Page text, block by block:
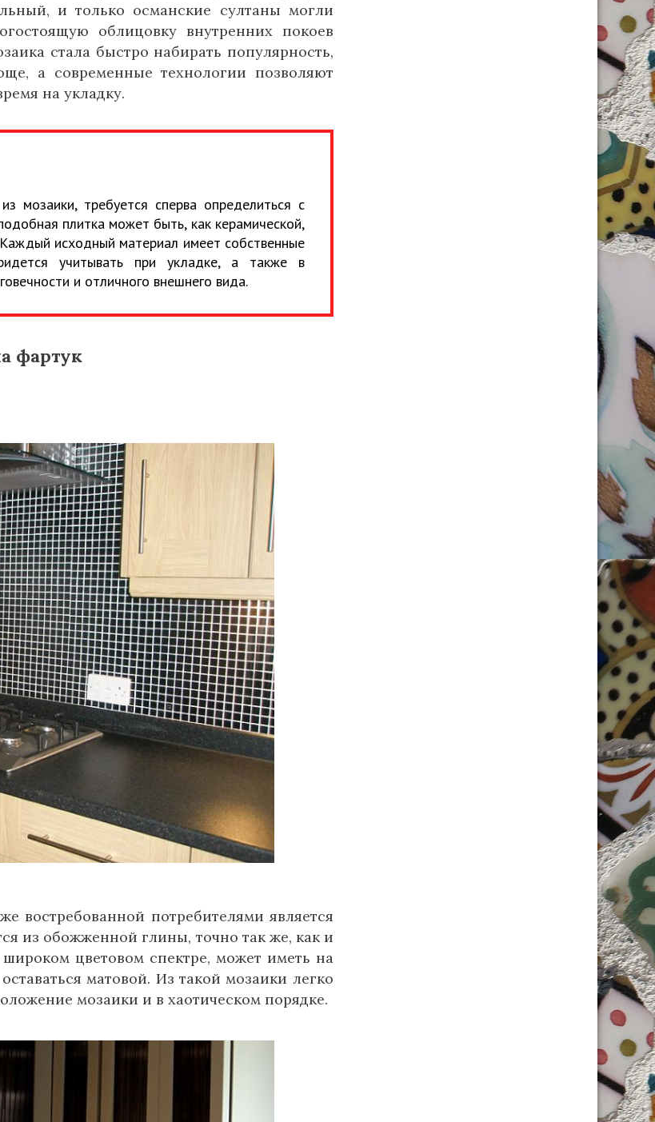
и только османские султаны могли
облицовку внутренних покоев
стала быстро набирать популярность,
а современные технологии позволяют
на укладку.
мозаики, требуется сперва определиться с
плитка может быть, как керамической,
исходный материал имеет собственные
учитывать при укладке, а также в
и отличного внешнего вида.
фартук
востребованной потребителями является
из обожженной глины, точно так же, как и
цветовом спектре, может иметь на
матовой. Из такой мозаики легко
мозаики и в хаотическом порядке.